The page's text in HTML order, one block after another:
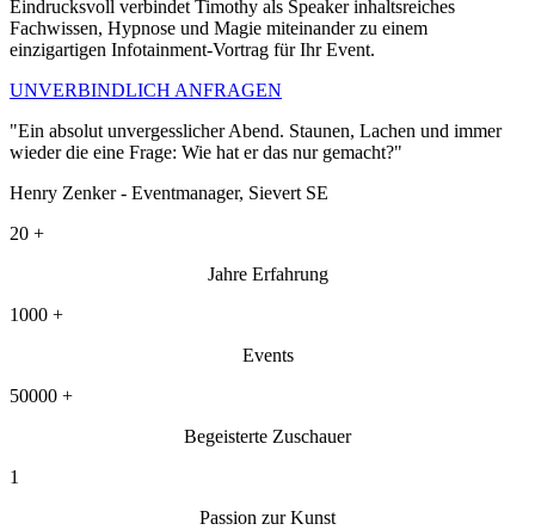
Eindrucksvoll verbindet Timothy als Speaker inhaltsreiches
Fachwissen, Hypnose und Magie miteinander zu einem
einzigartigen Infotainment-Vortrag für Ihr Event.
UNVERBINDLICH ANFRAGEN
"Ein absolut unvergesslicher Abend. Staunen, Lachen und immer
wieder die eine Frage: Wie hat er das nur gemacht?"
Henry Zenker - Eventmanager, Sievert SE
20 +
Jahre Erfahrung
1000 +
Events
50000 +
Begeisterte Zuschauer
1
Passion zur Kunst